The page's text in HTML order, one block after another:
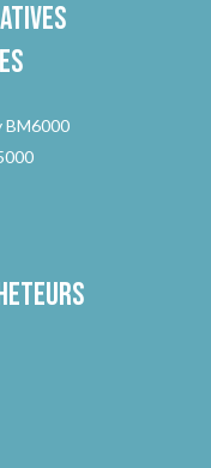
BM6000